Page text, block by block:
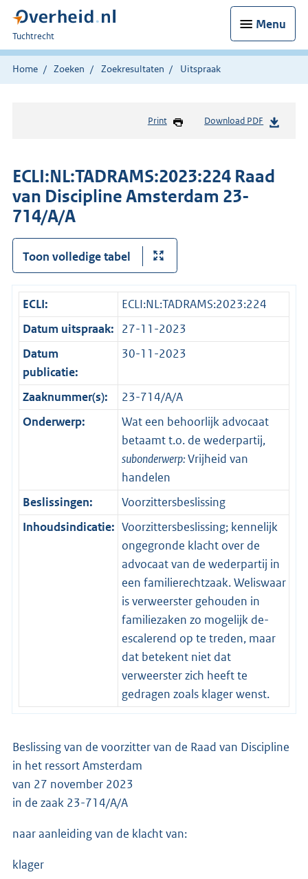
Menu
U
bent
hier:
Tuchtrecht
Home Zoeken Zoekresultaten Uitspraak
Print Download PDF
ECLI:NL:TADRAMS:2023:224 Raad
van Discipline Amsterdam 23-
714/A/A
Toon volledige tabel
ECLI:
ECLI:NL:TADRAMS:2023:224
Datum uitspraak: 27-11-2023
Datum
publicatie:
30-11-2023
Zaaknummer(s):
23-714/A/A
Onderwerp:
Wat een behoorlijk advocaat
betaamt t.o. de wederpartij,
subonderwerp:Vrijheid van
handelen
Beslissingen:
Voorzittersbeslissing
Inhoudsindicatie: Voorzittersbeslissing; kennelijk
ongegronde klacht over de
advocaat van de wederpartij in
een familierechtzaak. Weliswaar
is verweerster gehouden in
familiezaken zo mogelijk de-
escalerend op te treden, maar
dat betekent niet dat
verweerster zich heeft te
gedragen zoals klager wenst.
Beslissing van de voorzitter van de Raad van Discipline
in het ressort Amsterdam
van 27 november 2023
in de zaak 23-714/A/A
naar aanleiding van de klacht van:
klager